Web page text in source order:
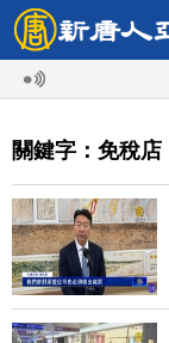
關鍵字：免稅店